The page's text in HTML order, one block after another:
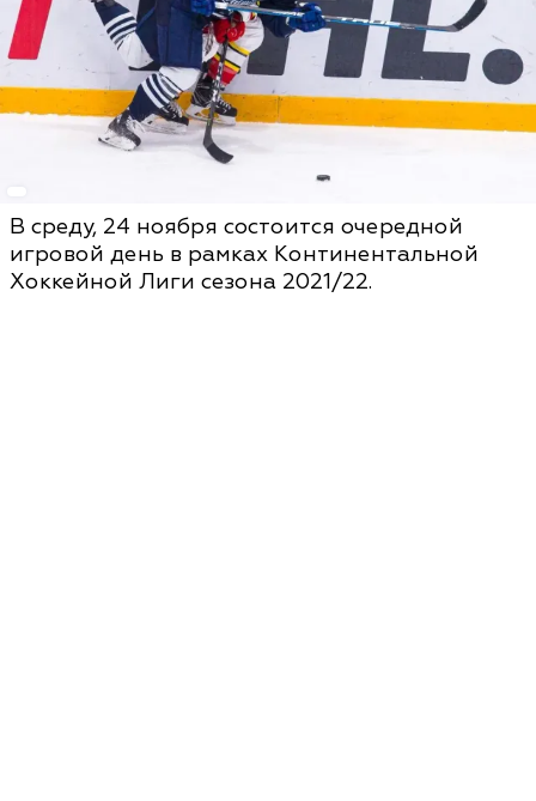
В среду, 24 ноября состоится очередной
игровой день в рамках Континентальной
Хоккейной Лиги сезона 2021/22.